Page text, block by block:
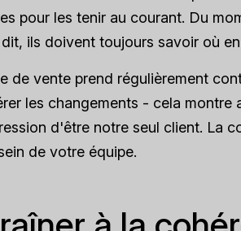
pour les tenir au courant. Du
ils doivent toujours savoir où
de vente prend régulièrement
les changements - cela
d'être notre seul client. La
de votre équipe.